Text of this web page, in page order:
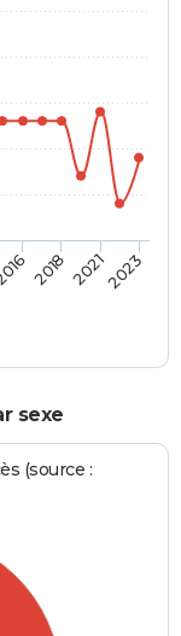
2018 20212023
sexe
(source :